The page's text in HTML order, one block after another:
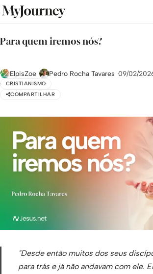
Para quem iremos nós?
ElpisZoe Pedro Rocha Tavares 09/02/
CRISTIANISMO
COMPARTILHAR
"Desde então muitos dos seus
para trás e já não andavam com ele.